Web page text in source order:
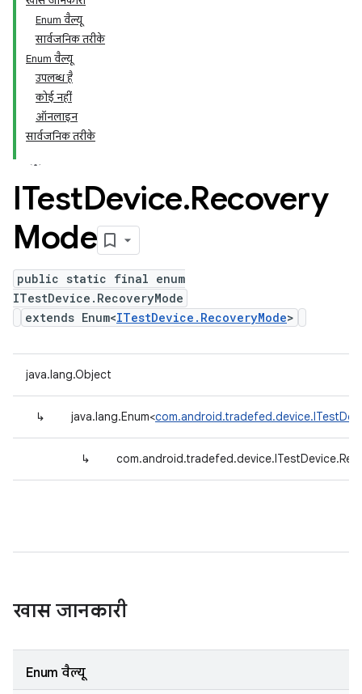
Enum वैल्यू
सार्वजनिक तरीके
Enum वैल्यू
उपलब्ध है
कोई नहीं
ऑनलाइन
सार्वजनिक तरीके
ITestDevice.Recovery
Mode
public static final enum
ITestDevice.RecoveryMode
extends Enum<ITestDevice.RecoveryMode>
java.lang.Object
↳ java.lang.Enum<
↳
खास जानकारी
Enum वैल्यू